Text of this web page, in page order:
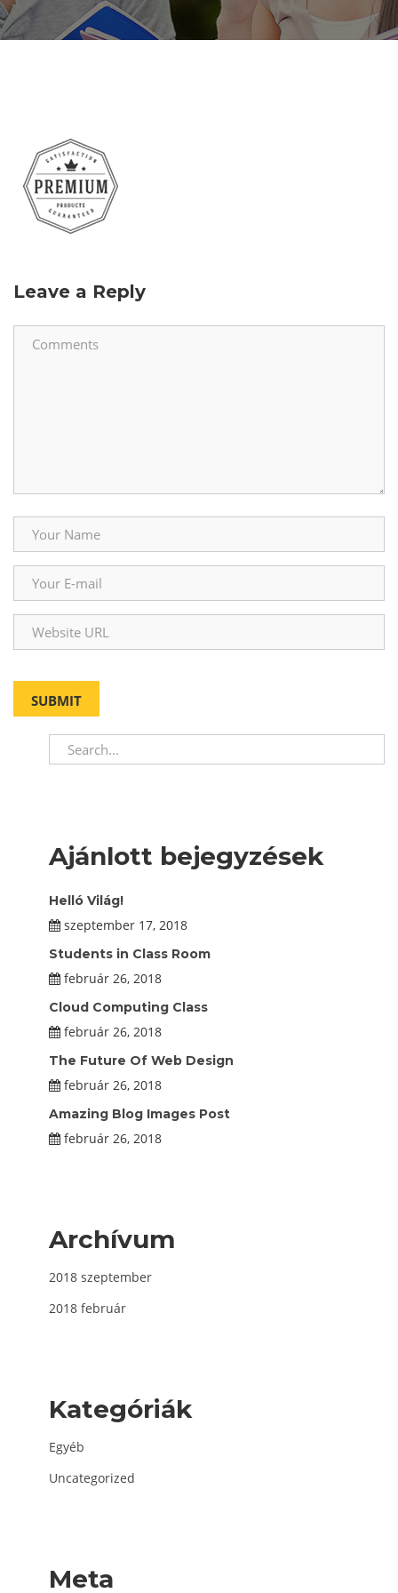
Leave a Reply
Ajánlott bejegyzések
Helló Világ!
szeptember 17, 2018
Students in Class Room
február 26, 2018
Cloud Computing Class
február 26, 2018
The Future Of Web Design
február 26, 2018
Amazing Blog Images Post
február 26, 2018
Archívum
2018 szeptember
2018 február
Kategóriák
Egyéb
Uncategorized
Meta